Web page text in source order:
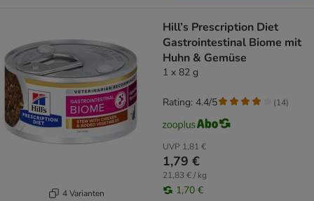
4 Varianten
Hill’s Prescription Diet
Gastrointestinal Biome mit
Huhn & Gemüse
1 x 82 g
UVP 1,81 €
1,79 €
21,83 € / kg
1,70 €
Rating: 4.4/5 (14)